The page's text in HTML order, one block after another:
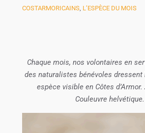
COSTARMORICAINS, L’ESPÈCE DU MOIS
Chaque mois, nos volontaires en
des naturalistes bénévoles dressent
espèce visible en Côtes
Couleuvre helvétique.